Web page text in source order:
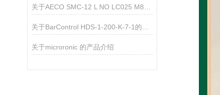
关于microronic 的产品介绍